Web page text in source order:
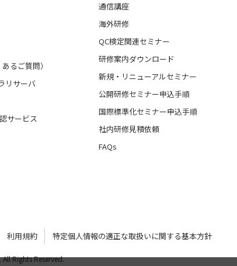
るご質問）
リサーバ
サービス
通信講座
海外研修
QC検定関連セミナー
研修案内ダウンロード
新規・リニューアルセミナー
公開研修セミナー申込手順
国際標準化セミナー申込手順
社内研修見積依頼
FAQs
利用規約 特定個人情報の適正な取扱いに関する基本方針
All Rights Reserved.